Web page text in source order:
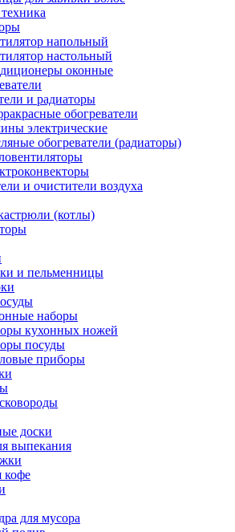
напольный
настольный
оконные
и радиаторы
обогреватели
электрические
обогреватели (радиаторы)
и очистители воздуха
(котлы)
и пельменницы
наборы
кухонных ножей
посуды
приборы
доски
выпекания
кофе
для мусора